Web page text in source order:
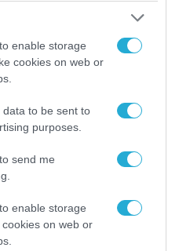
enable storage
cookies on web or
to be sent to
purposes.
send me
enable storage
on web or
της FAA για
ελικόπτερο
τον Ν.Τραμπ